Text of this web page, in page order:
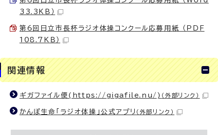
33.3KB）
第6回日立市長杯ラジオ体操コンクール応募用紙 （PDF
108.7KB）
関連情報
ギガファイル便(https://gigafile.nu/) （外部リンク）
かんぽ生命「ラジオ体操」公式アプリ （外部リンク）